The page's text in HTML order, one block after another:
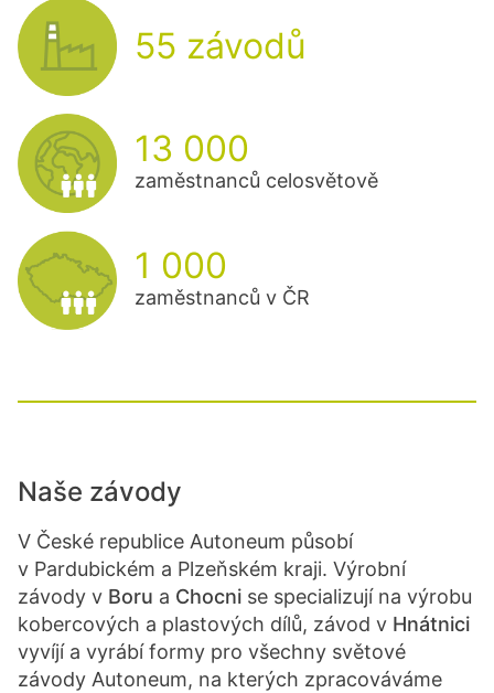
55 závodů
13 000
zaměstnanců celosvětově
1 000
zaměstnanců v ČR
Naše závody
V České republice Autoneum působí
v Pardubickém a Plzeňském kraji. Výrobní
závody v Boru a Chocni se specializují na výrobu
kobercových a plastových dílů, závod v Hnátnici
vyvíjí a vyrábí formy pro všechny světové
závody Autoneum, na kterých zpracováváme